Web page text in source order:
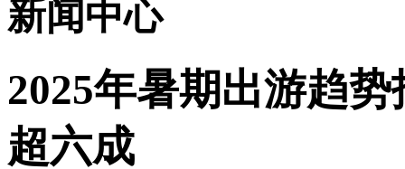
新闻中心
2025年暑期出游趋
超六成